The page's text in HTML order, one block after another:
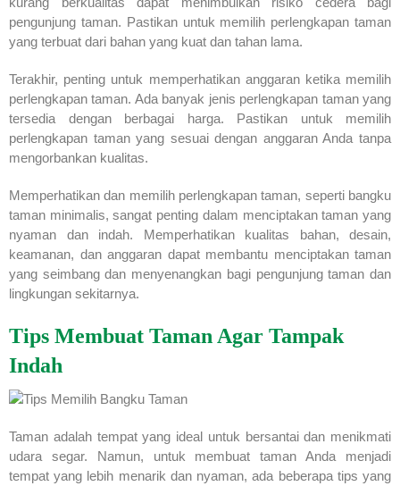
pengunjung taman. Pastikan untuk memilih perlengkapan taman
yang terbuat dari bahan yang kuat dan tahan lama.
Terakhir, penting untuk memperhatikan anggaran ketika memilih
perlengkapan taman. Ada banyak jenis perlengkapan taman yang
tersedia dengan berbagai harga. Pastikan untuk memilih
perlengkapan taman yang sesuai dengan anggaran Anda tanpa
mengorbankan kualitas.
Memperhatikan dan memilih perlengkapan taman, seperti bangku
taman minimalis, sangat penting dalam menciptakan taman yang
nyaman dan indah. Memperhatikan kualitas bahan, desain,
keamanan, dan anggaran dapat membantu menciptakan taman
yang seimbang dan menyenangkan bagi pengunjung taman dan
lingkungan sekitarnya.
Tips Membuat Taman Agar Tampak
Indah
Taman adalah tempat yang ideal untuk bersantai dan menikmati
udara segar. Namun, untuk membuat taman Anda menjadi
tempat yang lebih menarik dan nyaman, ada beberapa tips yang